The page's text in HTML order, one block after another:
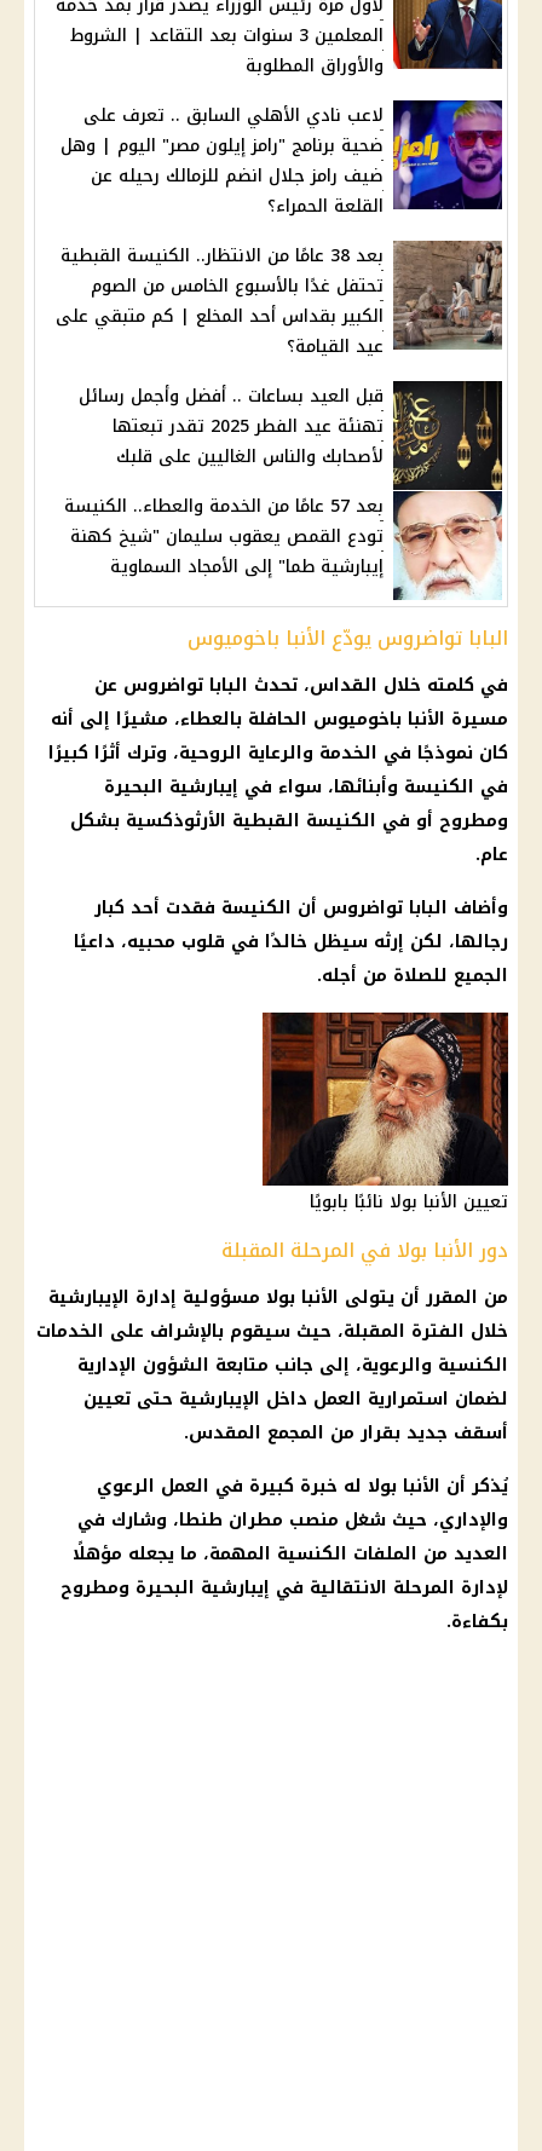
المعلمين 3 سنوات بعد التقاعد | الشروط
والأوراق المطلوبة
لاعب نادي الأهلي السابق .. تعرف على
ضحية برنامج "رامز إيلون مصر" اليوم | وهل
ضيف رامز جلال انضم للزمالك رحيله عن
القلعة الحمراء؟
بعد 38 عامًا من الانتظار.. الكنيسة القبطية
تحتفل غدًا بالأسبوع الخامس من الصوم
الكبير بقداس أحد المخلع | كم متبقي على
عيد القيامة؟
قبل العيد بساعات .. أفضل وأجمل رسائل
تهنئة عيد الفطر 2025 تقدر تبعتها
لأصحابك والناس الغاليين على قلبك
بعد 57 عامًا من الخدمة والعطاء.. الكنيسة
تودع القمص يعقوب سليمان "شيخ كهنة
إيبارشية طما" إلى الأمجاد السماوية
البابا تواضروس يودّع الأنبا باخوميوس
في كلمته خلال القداس، تحدث البابا تواضروس عن
مسيرة الأنبا باخوميوس الحافلة بالعطاء، مشيرًا إلى أنه
كان نموذجًا في الخدمة والرعاية الروحية، وترك أثرًا كبيرًا
في الكنيسة وأبنائها، سواء في إيبارشية البحيرة
ومطروح أو في الكنيسة القبطية الأرثوذكسية بشكل
عام.
وأضاف البابا تواضروس أن الكنيسة فقدت أحد كبار
رجالها، لكن إرثه سيظل خالدًا في قلوب محبيه، داعيًا
الجميع للصلاة من أجله.
تعيين الأنبا بولا نائبًا بابويًا
دور الأنبا بولا في المرحلة المقبلة
من المقرر أن يتولى الأنبا بولا مسؤولية إدارة الإيبارشية
خلال الفترة المقبلة، حيث سيقوم بالإشراف على الخدمات
الكنسية والرعوية، إلى جانب متابعة الشؤون الإدارية
لضمان استمرارية العمل داخل الإيبارشية حتى تعيين
أسقف جديد بقرار من المجمع المقدس.
يُذكر أن الأنبا بولا له خبرة كبيرة في العمل الرعوي
والإداري، حيث شغل منصب مطران طنطا، وشارك في
العديد من الملفات الكنسية المهمة، ما يجعله مؤهلًا
لإدارة المرحلة الانتقالية في إيبارشية البحيرة ومطروح
بكفاءة.